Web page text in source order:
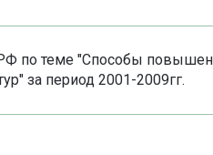
по теме "Способы
за период 2001-2009гг.